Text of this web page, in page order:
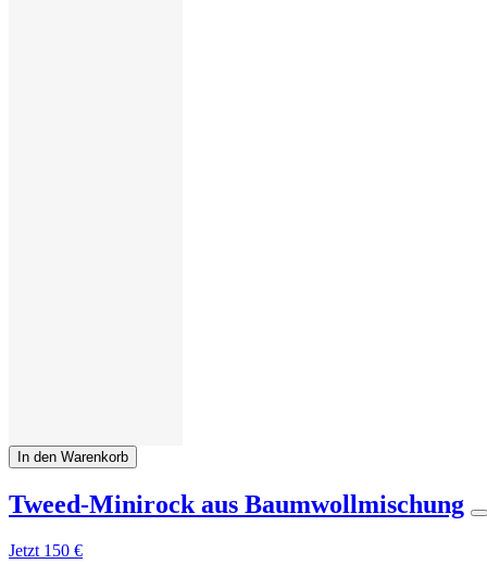
In den Warenkorb
Tweed-Minirock aus Baumwollmischung
Jetzt 150 €